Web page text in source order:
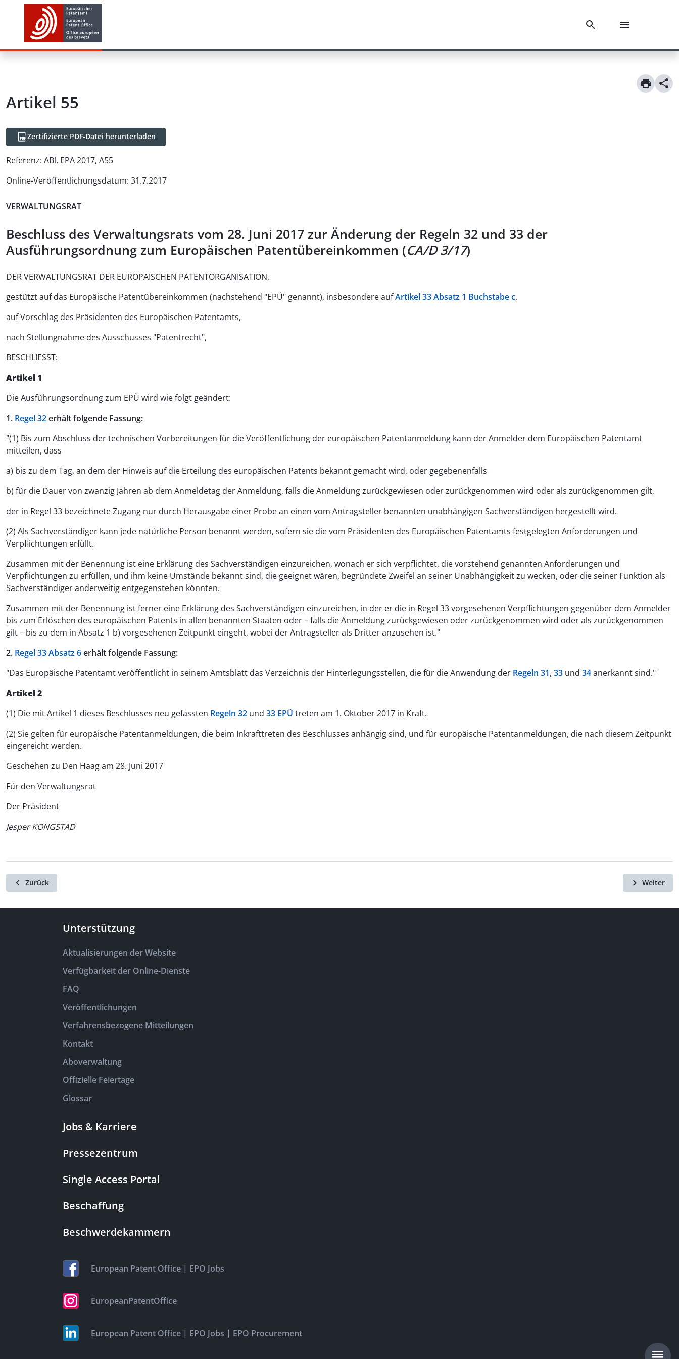
Artikel 55
Zertifizierte PDF-Datei herunterladen
Referenz: ABl. EPA 2017, A55
Online-Veröffentlichungsdatum: 31.7.2017
VERWALTUNGSRAT
Beschluss des Verwaltungsrats vom 28. Juni 2017 zur Änderung der Regeln 32 und 33 der
Ausführungsordnung zum Europäischen Patentübereinkommen (CA/D 3/17)
DER VERWALTUNGSRAT DER EUROPÄISCHEN PATENTORGANISATION,
gestützt auf das Europäische Patentübereinkommen (nachstehend "EPÜ" genannt), insbesondere aufArtikel 33 Absatz 1 Buchstabe c,
auf Vorschlag des Präsidenten des Europäischen Patentamts,
nach Stellungnahme des Ausschusses "Patentrecht",
BESCHLIESST:
Artikel 1
Die Ausführungsordnung zum EPÜ wird wie folgt geändert:
1. Regel 32erhält folgende Fassung:
"(1) Bis zum Abschluss der technischen Vorbereitungen für die Veröffentlichung der europäischen Patentanmeldung kann der Anmelder dem Europäischen Patentamt
mitteilen, dass
a) bis zu dem Tag, an dem der Hinweis auf die Erteilung des europäischen Patents bekannt gemacht wird, oder gegebenenfalls
b) für die Dauer von zwanzig Jahren ab dem Anmeldetag der Anmeldung, falls die Anmeldung zurückgewiesen oder zurückgenommen wird oder als zurückgenommen gilt,
der in Regel 33 bezeichnete Zugang nur durch Herausgabe einer Probe an einen vom Antragsteller benannten unabhängigen Sachverständigen hergestellt wird.
(2) Als Sachverständiger kann jede natürliche Person benannt werden, sofern sie die vom Präsidenten des Europäischen Patentamts festgelegten Anforderungen und
Verpflichtungen erfüllt.
Zusammen mit der Benennung ist eine Erklärung des Sachverständigen einzureichen, wonach er sich verpflichtet, die vorstehend genannten Anforderungen und
Verpflichtungen zu erfüllen, und ihm keine Umstände bekannt sind, die geeignet wären, begründete Zweifel an seiner Unabhängigkeit zu wecken, oder die seiner Funktion als
Sachverständiger anderweitig entgegenstehen könnten.
Zusammen mit der Benennung ist ferner eine Erklärung des Sachverständigen einzureichen, in der er die in Regel 33 vorgesehenen Verpflichtungen gegenüber dem Anmelder
bis zum Erlöschen des europäischen Patents in allen benannten Staaten oder – falls die Anmeldung zurückgewiesen oder zurückgenommen wird oder als zurückgenommen
gilt – bis zu dem in Absatz 1 b) vorgesehenen Zeitpunkt eingeht, wobei der Antragsteller als Dritter anzusehen ist."
2. Regel 33 Absatz 6erhält folgende Fassung:
"Das Europäische Patentamt veröffentlicht in seinem Amtsblatt das Verzeichnis der Hinterlegungsstellen, die für die Anwendung der Regeln 31, 33 und 34anerkannt sind."
Artikel 2
(1) Die mit Artikel 1 dieses Beschlusses neu gefassten Regeln 32 und 33 EPÜ treten am 1. Oktober 2017 in Kraft.
(2) Sie gelten für europäische Patentanmeldungen, die beim Inkrafttreten des Beschlusses anhängig sind, und für europäische Patentanmeldungen, die nach diesem Zeitpunkt
eingereicht werden.
Geschehen zu Den Haag am 28. Juni 2017
Für den Verwaltungsrat
Der Präsident
Jesper KONGSTAD
Zurück Weiter
Unterstützung
Aktualisierungen der Website
Verfügbarkeit der Online-Dienste
FAQ
Veröffentlichungen
Verfahrensbezogene Mitteilungen
Kontakt
Aboverwaltung
Offizielle Feiertage
Glossar
Jobs & Karriere
Pressezentrum
Single Access Portal
Beschaffung
Beschwerdekammern
European Patent Office | EPO Jobs
EuropeanPatentOffice
European Patent Office | EPO Jobs | EPO Procurement